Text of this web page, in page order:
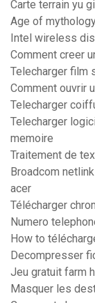
Carte terrain yu
Age of
Intel wireless
Comment creer
Telecharger film
Comment ouvrir
Telecharger
Telecharger
memoire
Traitement de
Broadcom
acer
Télécharger
Numero
How to
Decompresser
Jeu gratuit farm
Masquer les